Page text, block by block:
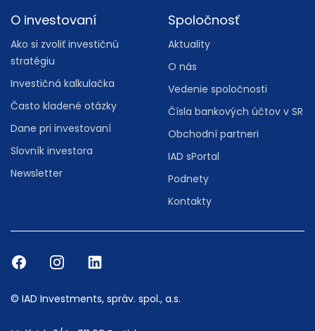
O investovaní
Ako si zvoliť investičnú
stratégiu
Investičná kalkulačka
Často kladené otázky
Dane pri investovaní
Slovník investora
Newsletter
Spoločnosť
Aktuality
O nás
Vedenie spoločnosti
Čísla bankových účtov v SR
Obchodní partneri
IAD sPortal
Podnety
Kontakty
© IAD Investments, správ. spol., a.s.